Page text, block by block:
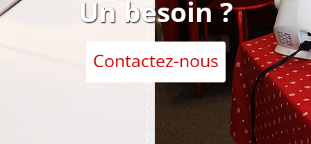
Un besoin ?
Contactez-nous